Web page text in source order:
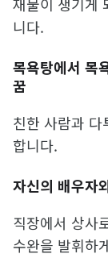
니다.
목욕탕에서 목
꿈
친한 사람과 다
합니다.
자신의 배우자
직장에서 상사
수완을 발휘하